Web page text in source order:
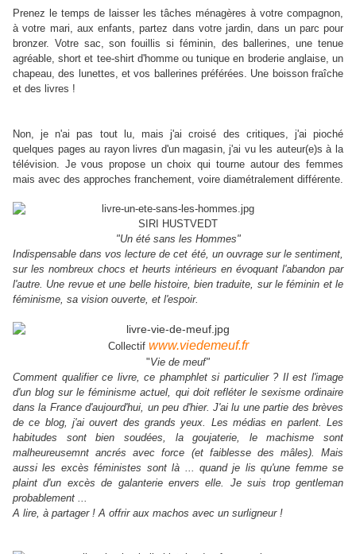
Prenez le temps de laisser les tâches ménagères à votre compagnon,
à votre mari, aux enfants, partez dans votre jardin, dans un parc pour
bronzer. Votre sac, son fouillis si féminin, des ballerines, une tenue
agréable, short et tee-shirt d'homme ou tunique en broderie anglaise, un
chapeau, des lunettes, et vos ballerines préférées. Une boisson fraîche
et des livres !
Non, je n'ai pas tout lu, mais j'ai croisé des critiques, j'ai pioché
quelques pages au rayon livres d'un magasin, j'ai vu les auteur(e)s à la
télévision. Je vous propose un choix qui tourne autour des femmes
mais avec des approches franchement, voire diamétralement différente.
SIRI HUSTVEDT
"Un été sans les Hommes"
Indispensable dans vos lecture de cet été, un ouvrage sur le sentiment,
sur les nombreux chocs et heurts intérieurs en évoquant l'abandon par
l'autre. Une revue et une belle histoire, bien traduite, sur le féminin et le
féminisme, sa vision ouverte, et l'espoir.
Collectif www.viedemeuf.fr
"Vie de meuf"
Comment qualifier ce livre, ce phamphlet si particulier ? Il est l'image
d'un blog sur le féminisme actuel, qui doit refléter le sexisme ordinaire
dans la France d'aujourd'hui, un peu d'hier. J'ai lu une partie des brèves
de ce blog, j'ai ouvert des grands yeux. Les médias en parlent. Les
habitudes sont bien soudées, la goujaterie, le machisme sont
malheureusemnt ancrés avec force (et faiblesse des mâles). Mais
aussi les excès féministes sont là ... quand je lis qu'une femme se
plaint d'un excès de galanterie envers elle. Je suis trop gentleman
probablement ...
A lire, à partager ! A offrir aux machos avec un surligneur !